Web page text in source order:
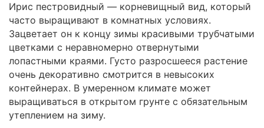
Ирис пестровидный — корневищный вид, который
часто выращивают в комнатных условиях.
Зацветает он к концу зимы красивыми трубчатыми
цветками с неравномерно отвернутыми
лопастными краями. Густо разросшееся растение
очень декоративно смотрится в невысоких
контейнерах. В умеренном климате может
выращиваться в открытом грунте с обязательным
утеплением на зиму.